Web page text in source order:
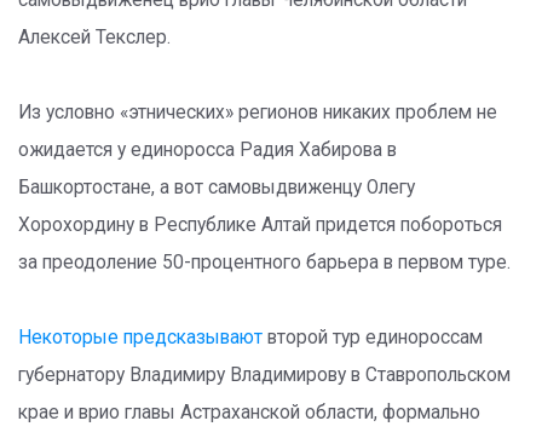
Алексей Текслер.
Из условно «этнических» регионов никаких проблем не
ожидается у единоросса Радия Хабирова в
Башкортостане, а вот самовыдвиженцу Олегу
Хорохордину в Республике Алтай придется побороться
за преодоление 50-процентного барьера в первом туре.
Некоторые предсказывают второй тур единороссам
губернатору Владимиру Владимирову в Ставропольском
крае и врио главы Астраханской области, формально